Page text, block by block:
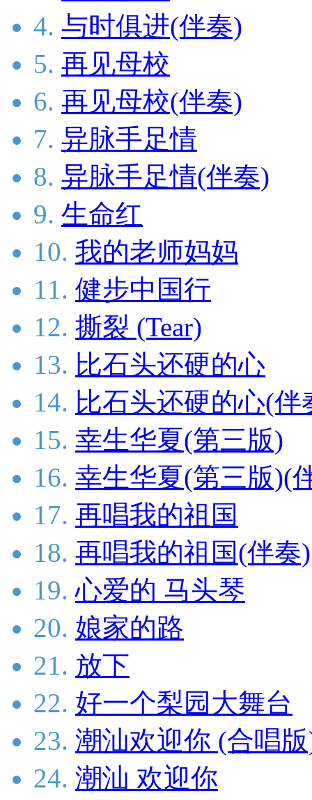
4. 与时俱进(伴奏)
5. 再见母校
6. 再见母校(伴奏)
7. 异脉手足情
8. 异脉手足情(伴奏)
9. 生命红
10. 我的老师妈妈
11. 健步中国行
12. 撕裂 (Tear)
13. 比石头还硬的心
14. 比石头还硬的心(伴
15. 幸生华夏(第三版)
16. 幸生华夏(第三版)(
17. 再唱我的祖国
18. 再唱我的祖国(伴奏)
19. 心爱的 马头琴
20. 娘家的路
21. 放下
22. 好一个梨园大舞台
23. 潮汕欢迎你 (合唱
24. 潮汕 欢迎你